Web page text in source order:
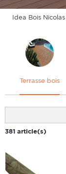
Idea Bois Nicolas
Terrasse bois
381 article(s)